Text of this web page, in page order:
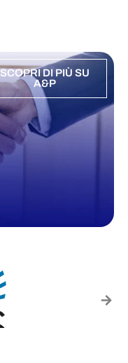
SCOPRI DI PIÙ SU
A&P